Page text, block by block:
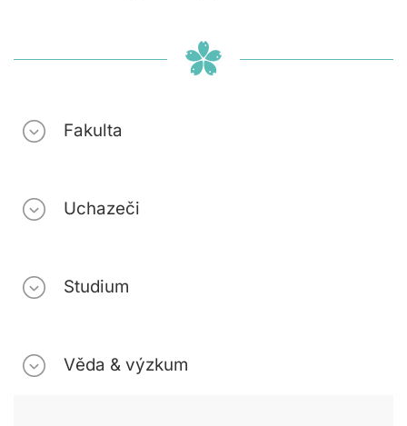
Fakulta
Uchazeči
Studium
Věda & výzkum